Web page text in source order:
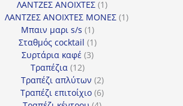
προϊόν
ΛΑΝΤΖΕΣ ΑΝΟΙΧΤΕΣ 11
προϊόν
ΛΑΝΤΖΕΣ ΑΝΟΙΧΤΕΣ ΜΟΝΕΣ 11
Μπαιν μαρι s/s 11
προϊόν
Σταθμός cocktail 11
Συρτάρια καφέ 33
Τραπέζια 1212
προϊόντα
Τραπέζι απλύτων 22
προϊόντα
Τραπέζι επιτοίχιο 66